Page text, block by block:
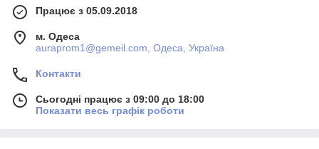
Працює з 05.09.2018
м. Одеса
auraprom1@gemeil.com, Одеса, Україна
Контакти
Сьогодні працює з 09:00 до 18:00
Показати весь графік роботи